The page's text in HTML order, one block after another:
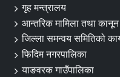
गृह मन्त्रालय
आन्तरिक मामिला तथा
जिल्ला समन्वय समितिको
फिदिम नगरपालिका
याङवरक गाउँपालिका